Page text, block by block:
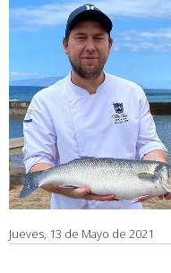
Jueves, 13 de Mayo de 2021